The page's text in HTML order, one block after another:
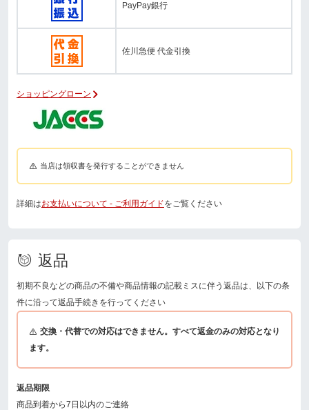
PayPay銀行
佐川急便 代金引換
ショッピングローン
当店は領収書を発行することができません
詳細はお支払いについて - ご利用ガイドをご覧ください
返品
初期不良などの商品の不備や商品情報の記載ミスに伴う返品は、以下の条
件に沿って返品手続きを行ってください
交換・代替での対応はできません。すべて返金のみの対応となり
ます。
返品期限
商品到着から7日以内のご連絡